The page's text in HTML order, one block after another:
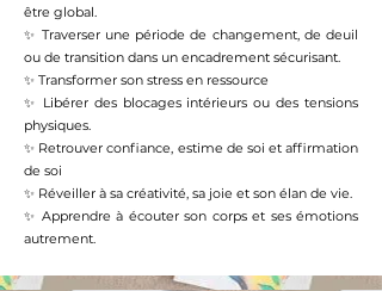
développement personnel, des consignes
claires et un cadre sécurisant, bienveillant,
rassurant , respectueux du rythme et de la
sensibilité de chacun.
Mon intention est de vous aider à éveiller vos
élans créatifs, à retrouver l’harmonie entre le
corps, le cœur et l’esprit, et à rayonner votre
être authentique, libre et vivant.
être global.
✨ Traverser une période de changement, de deuil
ou de transition dans un encadrement sécurisant.
✨ Transformer son stress en ressource
✨ Libérer des blocages intérieurs ou des tensions
physiques.
✨ Retrouver confiance, estime de soi et affirmation
de soi
✨ Réveiller à sa créativité, sa joie et son élan de vie.
✨ Apprendre à écouter son corps et ses émotions
autrement.